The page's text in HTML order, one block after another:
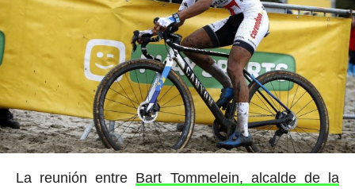
La reunión entre Bart Tommelein, alcalde de la